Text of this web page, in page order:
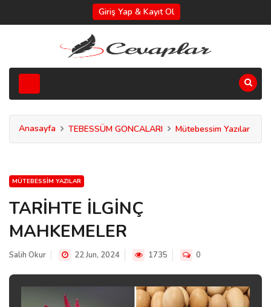
Giriş Yap & Kayıt Ol
Anasayfa TEBESSÜM GONCALARI Mütebessim Yazılar
MÜTEBESSIM YAZILAR
TARİHTE İLGİNÇ
MAHKEMELER
Salih Okur 22 Jun, 2024 1735 0